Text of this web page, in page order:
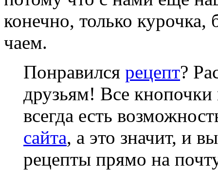
конечно, только
чаем.
Понравился рецепт?
друзьям! Все кнопочки
всегда есть
сайта, а это значит, и
рецепты прямо на